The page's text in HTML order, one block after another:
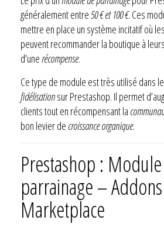
généralement entre50 € et 100 €. Ces
mettre en place un système incitatif où
peuvent recommander la boutique à
d’une récompense.
Ce type de module est très utilisé dans
fidélisationsur Prestashop. Il permet
clients tout en récompensant la
bon levier de croissance organique.
Prestashop :
parrainage – Addons
Marketplace